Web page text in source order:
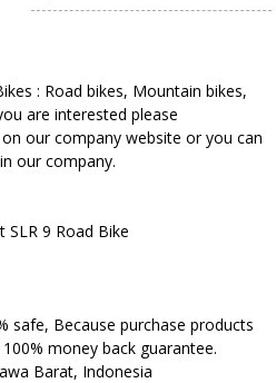
: Road bikes, Mountain bikes,
are interested please
our company website or you can
our company.
SLR 9 Road Bike
safe, Because purchase products
money back guarantee.
Barat, Indonesia